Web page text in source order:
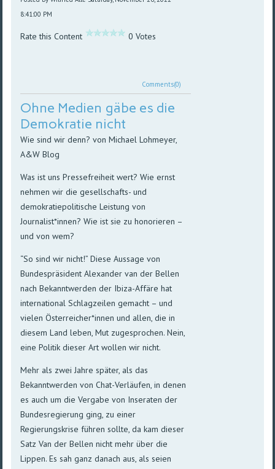
8:41:00 PM
Rate this Content 0 Votes
Comments(0)
Ohne Medien gäbe es die
Demokratie nicht
Wie sind wir denn? von Michael Lohmeyer,
A&W Blog
Was ist uns Pressefreiheit wert? Wie ernst
nehmen wir die gesellschafts- und
demokratiepolitische Leistung von
Journalist*innen? Wie ist sie zu honorieren –
und von wem?
“So sind wir nicht!” Diese Aussage von
Bundespräsident Alexander van der Bellen
nach Bekanntwerden der Ibiza-Affäre hat
international Schlagzeilen gemacht – und
vielen Österreicher*innen und allen, die in
diesem Land leben, Mut zugesprochen. Nein,
eine Politik dieser Art wollen wir nicht.
Mehr als zwei Jahre später, als das
Bekanntwerden von Chat-Verläufen, in denen
es auch um die Vergabe von Inseraten der
Bundesregierung ging, zu einer
Regierungskrise führen sollte, da kam dieser
Satz Van der Bellen nicht mehr über die
Lippen. Es sah ganz danach aus, als seien